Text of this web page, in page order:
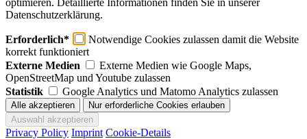
Datenschutzerklärung.
Erforderlich*
Notwendige Cookies zulassen damit die Website
korrekt funktioniert
Externe Medien
Externe Medien wie Google Maps,
OpenStreetMap und Youtube zulassen
Statistik
Google Analytics und Matomo Analytics zulassen
Privacy Policy Imprint Cookie-Details